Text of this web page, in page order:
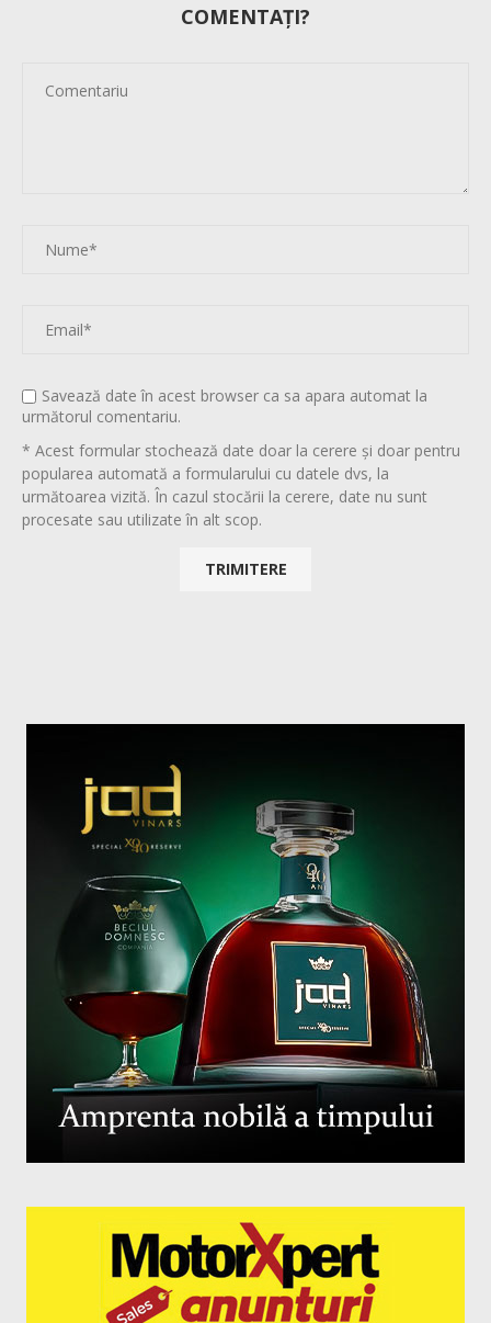
COMENTAȚI?
Savează date în acest browser ca sa apara automat la
următorul comentariu.
* Acest formular stochează date doar la cerere și doar pentru
popularea automată a formularului cu datele dvs, la
următoarea vizită. În cazul stocării la cerere, date nu sunt
procesate sau utilizate în alt scop.